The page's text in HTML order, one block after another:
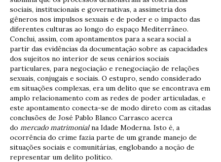
sociais, institucionais e governativas, a assimetria dos
gêneros nos impulsos sexuais e de poder e o impacto das
diferentes culturas ao longo do espaço Mediterrâneo.
Conclui, assim, com apontamentos para a seara social a
partir das evidências da documentação sobre as capacidades
dos sujeitos no interior de seus cenários sociais
particulares, para negociação e renegociação de relações
sexuais, conjugais e sociais. O estupro, sendo considerado
em situações complexas, era um delito que se encontrava em
amplo relacionamento com as redes de poder articuladas, e
este apontamento conecta-se de modo direto com as citadas
conclusões de José Pablo Blanco Carrasco acerca
do mercado matrimonialna Idade Moderna. Isto é, a
ocorrência do crime fazia parte de um grande manejo de
situações sociais e comunitárias, englobando a noção de
representar um delito político.